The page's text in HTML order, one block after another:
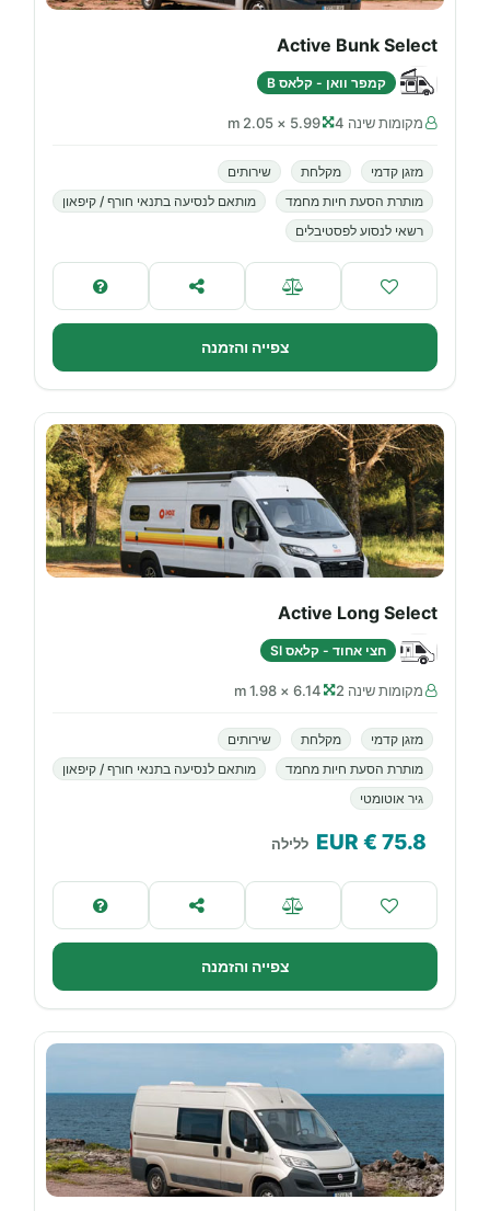
Active Bunk Select
קמפר וואן - קלאס B
מקומות שינה 4 5.99 × 2.05 m
מזגן קדמי מקלחת
שירותים
מותרת הסעת חיות מחמד
מותאם לנסיעה בתנאי חורף / קיפאון
רשאי לנסוע לפסטיבלים
צפייה והזמנה
Active Long Select
חצי אחוד - קלאס SI
מקומות שינה 2 6.14 × 1.98 m
מזגן קדמי מקלחת
שירותים
מותרת הסעת חיות מחמד
מותאם לנסיעה בתנאי חורף / קיפאון
גיר אוטומטי
75.8
€ EUR ללילה
צפייה והזמנה